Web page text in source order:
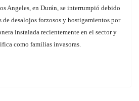
Angeles, en Durán, se interrumpió debido
de desalojos forzosos y hostigamientos por
instalada recientemente en el sector y
como familias invasoras.